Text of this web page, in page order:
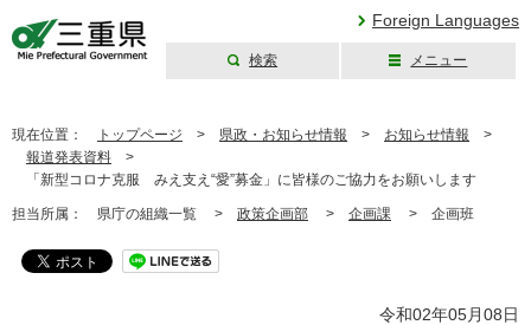
Foreign Languages
検索 メニュー
現在位置： トップページ > 県政・お知らせ情報 > お知らせ情報 >
報道発表資料 >
「新型コロナ克服 みえ支え“愛”募金」に皆様のご協力をお願いします
担当所属： 県庁の組織一覧 > 政策企画部 > 企画課 > 企画班
令和02年05月08日